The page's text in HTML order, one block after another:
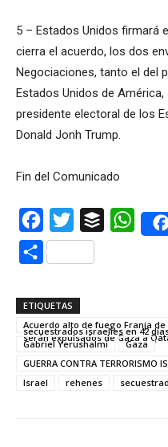
5 – Estados Unidos firmará
cierra el acuerdo, los dos
Negociaciones, tanto el del
Estados Unidos de
presidente electoral de los
Donald Jonh Trump.
Fin del Comunicado
Facebook
Twitter Buffer
Compartir
ETIQUETAS
Acuerdo alto de fuego Franja
secuestrados israelíes en 42
serán expulsados de Gaza a
Gabriel Yerushalmi
Gaza
GUERRA CONTRA TERRORISMO
Israel
rehenes